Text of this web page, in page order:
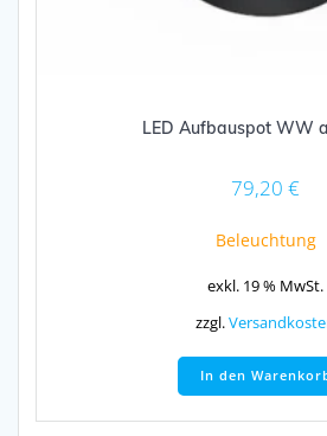
LED Aufbauspot WW
79,20 €
Beleuchtung
exkl. 19 % MwSt.
zzgl.
In den